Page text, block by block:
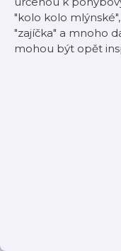
"kolo kolo
"zajíčka" a mnoho
mohou být opět